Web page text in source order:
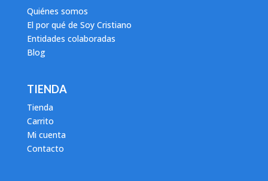
Quiénes somos
El por qué de Soy Cristiano
Entidades colaboradas
Blog
TIENDA
Tienda
Carrito
Mi cuenta
Contacto